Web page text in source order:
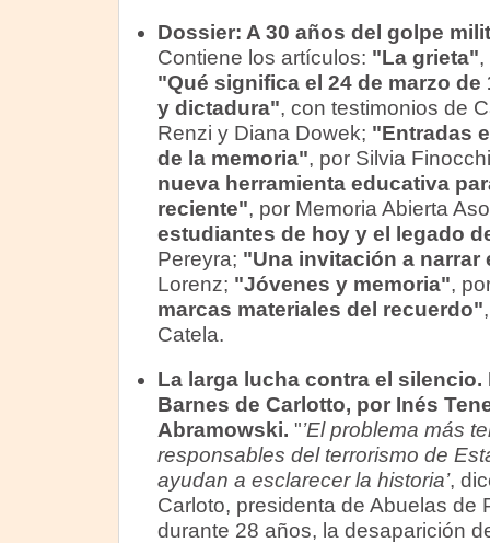
Dossier: A 30 años del golpe
Contiene los artículos: "La grieta",
"Qué significa el 24 de marzo de
y dictadura", con testimonios de
Renzi y Diana Dowek; "Entradas
de la memoria", por Silvia
nueva herramienta educativa
reciente", por Memoria Abierta
estudiantes de hoy y el legado
Pereyra; "Una invitación a narrar
Lorenz; "Jóvenes y memoria",
marcas materiales del recuerdo"
Catela.
La larga lucha contra el silencio.
Barnes de Carlotto, por Inés
Abramowski. "’El problema más
responsables del terrorismo de
ayudan a esclarecer la historia’,
Carloto, presidenta de Abuelas de
durante 28 años, la desaparición